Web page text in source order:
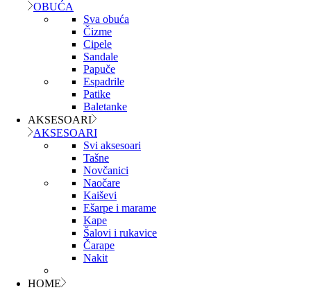
OBUĆA
Sva obuća
Čizme
Cipele
Sandale
Papuče
Espadrile
Patike
Baletanke
AKSESOARI
AKSESOARI
Svi aksesoari
Tašne
Novčanici
Naočare
Kaiševi
Ešarpe i marame
Kape
Šalovi i rukavice
Čarape
Nakit
HOME